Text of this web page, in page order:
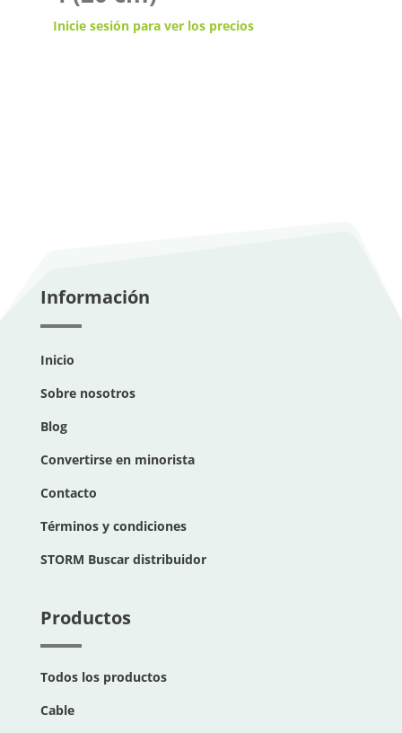
Inicie sesión para ver los precios
Información
Inicio
Sobre nosotros
Blog
Convertirse en minorista
Contacto
Términos y condiciones
STORM Buscar distribuidor
Productos
Todos los productos
Cable